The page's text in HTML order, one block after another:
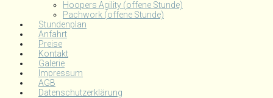
Hoopers Agility (offene Stunde)
Pachwork (offene Stunde)
Stundenplan
Anfahrt
Preise
Kontakt
Galerie
Impressum
AGB
Datenschutzerklärung